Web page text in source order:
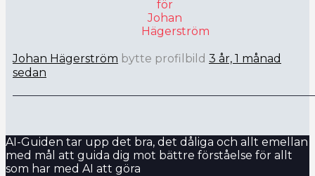
Johan Hägerström bytte profilbild 3 år, 1 månad
sedan
AI-Guiden tar upp det bra, det dåliga och allt emellan
med mål att guida dig mot bättre förståelse för allt
som har med AI att göra